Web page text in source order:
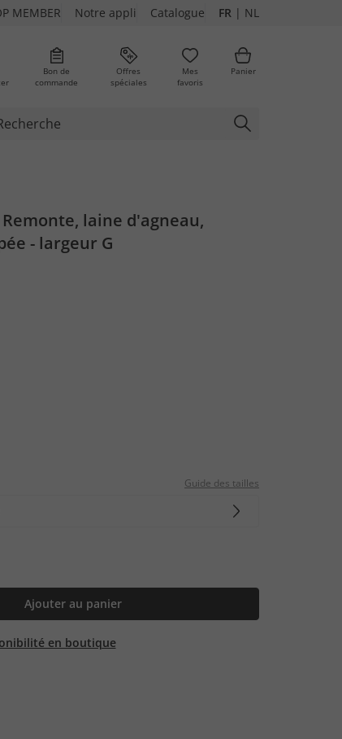
MEMBER Notre appli Catalogue FR | NL
Bon de
commande
Offres
spéciales
Mes
favoris
Panier
laine d'agneau,
- largeur G
Guide des tailles
Ajouter au panier
en boutique